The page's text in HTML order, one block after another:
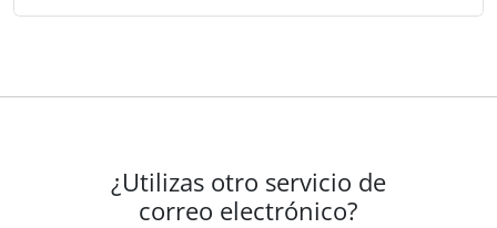
¿Utilizas otro servicio de
correo electrónico?